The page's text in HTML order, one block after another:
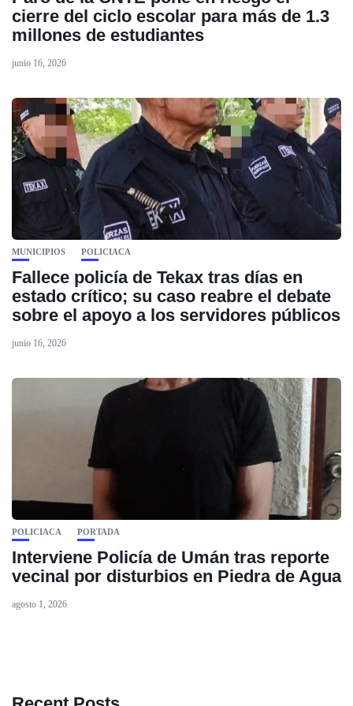
cierre del ciclo escolar para más de 1.3
millones de estudiantes
junio 16, 2026
MUNICIPIOS POLICIACA
Fallece policía de Tekax tras días en
estado crítico; su caso reabre el debate
sobre el apoyo a los servidores públicos
junio 16, 2026
POLICIACA PORTADA
Interviene Policía de Umán tras reporte
vecinal por disturbios en Piedra de Agua
agosto 1, 2026